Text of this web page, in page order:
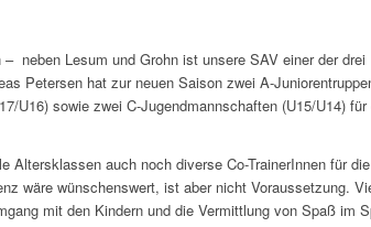
neben Lesum und Grohn ist unsere SAV einer der drei
Petersen hat zur neuen Saison zwei A-
U16) sowie zwei C-Jugendmannschaften (U15/U14) für
Altersklassen auch noch diverse Co-TrainerInnen für die
wäre wünschenswert, ist aber nicht Voraussetzung.
mit den Kindern und die Vermittlung von Spaß im